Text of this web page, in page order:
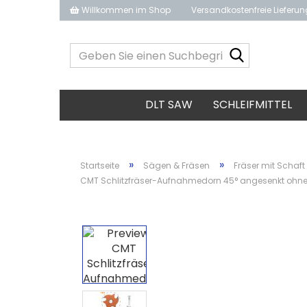
Willkommen im Shop Versandkostenfreie
Sie
ein...
DLT SAW SCHLEIFMITTEL
Startseite » Sägen & Fräsen » Fräser mit Schaft
CMT Schlitzfräser-Aufnahmedorn 45° angesenkt